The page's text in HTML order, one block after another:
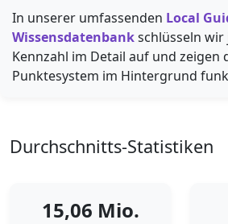
In unserer umfassenden Local
Wissensdatenbankschlüsseln wir
Kennzahl im Detail auf und zeigen
Punktesystem im Hintergrund
Durchschnitts-Statistiken
15,06 Mio.